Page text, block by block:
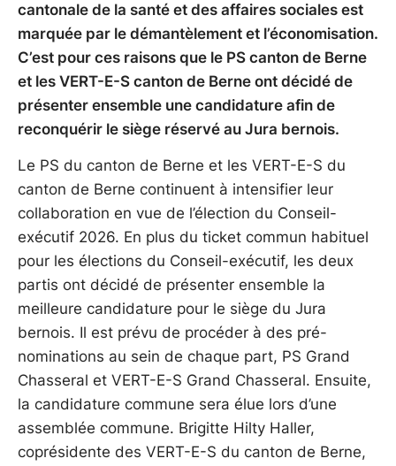
cantonale de la santé et des affaires sociales est
marquée par le démantèlement et l’économisation.
C’est pour ces raisons que le PS canton de Berne
et les VERT-E-S canton de Berne ont décidé de
présenter ensemble une candidature afin de
reconquérir le siège réservé au Jura bernois.
Le PS du canton de Berne et les VERT-E-S du
canton de Berne continuent à intensifier leur
collaboration en vue de l’élection du Conseil-
exécutif 2026. En plus du ticket commun habituel
pour les élections du Conseil-exécutif, les deux
partis ont décidé de présenter ensemble la
meilleure candidature pour le siège du Jura
bernois. Il est prévu de procéder à des pré-
nominations au sein de chaque part, PS Grand
Chasseral et VERT-E-S Grand Chasseral. Ensuite,
la candidature commune sera élue lors d’une
assemblée commune. Brigitte Hilty Haller,
coprésidente des VERT-E-S du canton de Berne,